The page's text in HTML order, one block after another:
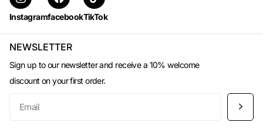
InstagramfacebookTikTok
NEWSLETTER
Sign up to our newsletter and receive a 10% welcome
discount on your first order.